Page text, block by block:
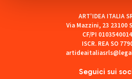
Seguici sui
ART'IDEA ITALIA
Via Mazzini, 23 23100
CF/PI
ISCR. REA SO